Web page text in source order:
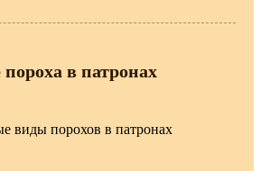
в патронах
виды порохов в патронах